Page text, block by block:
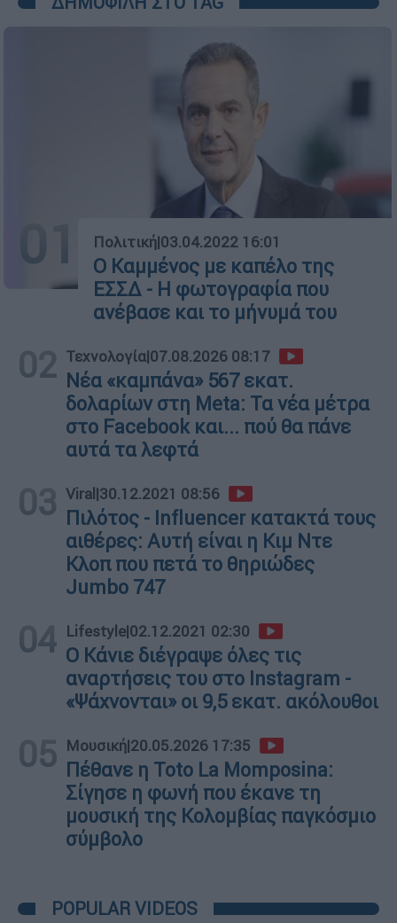
01 Πολιτική|03.04.2022 16:01
Ο Καμμένος με καπέλο της
ΕΣΣΔ - Η φωτογραφία που
ανέβασε και το μήνυμά του
02 Τεχνολογία|07.08.2026 08:17
Νέα «καμπάνα» 567 εκατ.
δολαρίων στη Meta: Τα νέα μέτρα
στο Facebook και... πού θα πάνε
αυτά τα λεφτά
03 Viral|30.12.2021 08:56
Πιλότος - Influencer κατακτά τους
αιθέρες: Αυτή είναι η Κιμ Ντε
Κλοπ που πετά το θηριώδες
Jumbo 747
04 Lifestyle|02.12.2021 02:30
Ο Κάνιε διέγραψε όλες τις
αναρτήσεις του στο Instagram -
«Ψάχνονται» οι 9,5 εκατ. ακόλουθοι
05 Μουσική|20.05.2026 17:35
Πέθανε η Toto La Momposina:
Σίγησε η φωνή που έκανε τη
μουσική της Κολομβίας παγκόσμιο
σύμβολο
POPULAR VIDEOS